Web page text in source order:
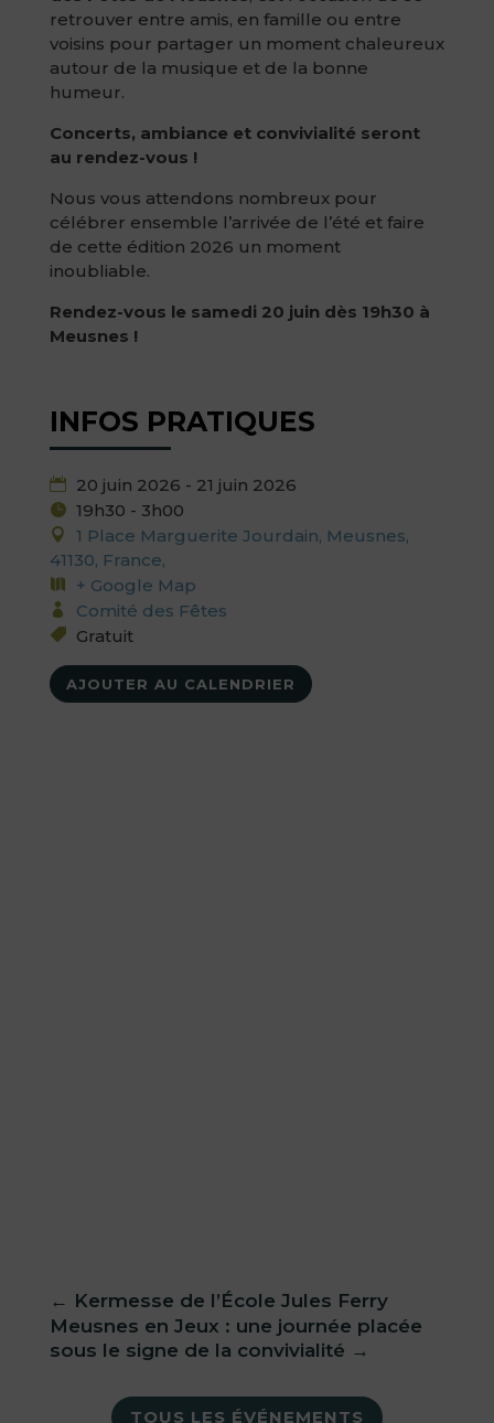
retrouver entre amis, en famille ou entre
voisins pour partager un moment chaleureux
autour de la musique et de la bonne
humeur.
Concerts, ambiance et convivialité seront
au rendez-vous !
Nous vous attendons nombreux pour
célébrer ensemble l’arrivée de l’été et faire
de cette édition 2026 un moment
inoubliable.
Rendez-vous le samedi 20 juin dès 19h30 à
Meusnes !
INFOS PRATIQUES
20 juin 2026 - 21 juin 2026
19h30 - 3h00
1 Place Marguerite Jourdain, Meusnes,
41130, France,
+ Google Map
Comité des Fêtes
Gratuit
AJOUTER AU CALENDRIER
← Kermesse de l’École Jules Ferry
Meusnes en Jeux : une journée placée
sous le signe de la convivialité →
TOUS LES ÉVÉNEMENTS